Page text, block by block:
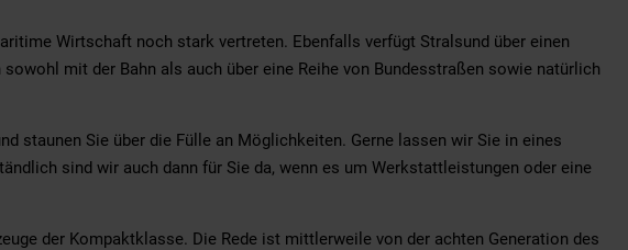
Wirtschaft noch stark vertreten. Ebenfalls verfügt Stralsund über einen
mit der Bahn als auch über eine Reihe von Bundesstraßen sowie natürlich
staunen Sie über die Fülle an Möglichkeiten. Gerne lassen wir Sie in eines
sind wir auch dann für Sie da, wenn es um Werkstattleistungen oder eine
der Kompaktklasse. Die Rede ist mittlerweile von der achten Generation des